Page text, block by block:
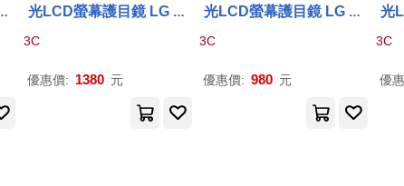
光LCD螢幕護目鏡 LG 系
3C
優惠價: 1380 元
光LCD螢幕護目鏡 LG 系
3C
優惠價: 980 元
光
3C
優